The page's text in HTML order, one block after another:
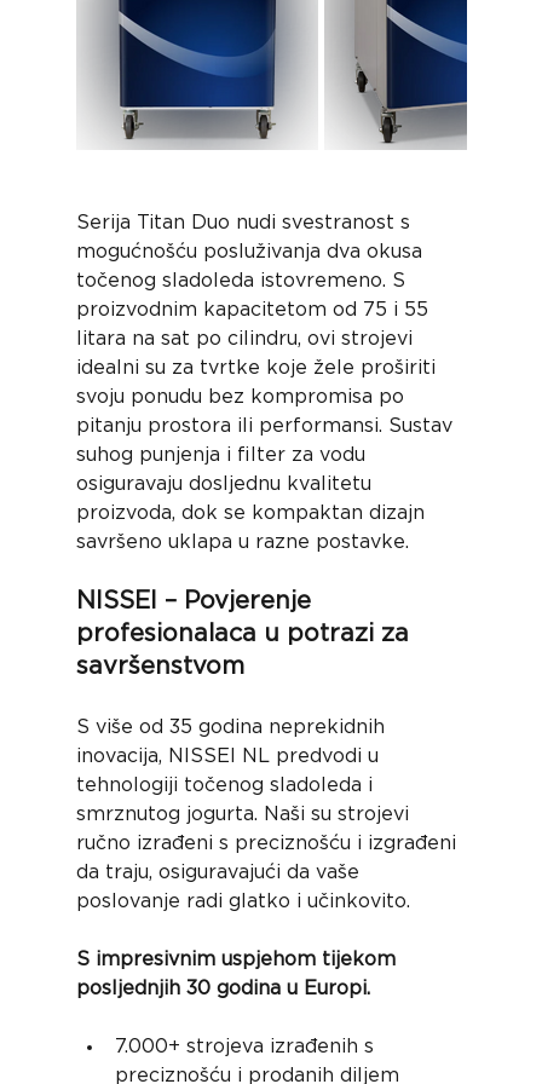
Serija Titan Duo nudi svestranost s
mogućnošću posluživanja dva okusa
točenog sladoleda istovremeno. S
proizvodnim kapacitetom od 75 i 55
litara na sat po cilindru, ovi strojevi
idealni su za tvrtke koje žele proširiti
svoju ponudu bez kompromisa po
pitanju prostora ili performansi. Sustav
suhog punjenja i filter za vodu
osiguravaju dosljednu kvalitetu
proizvoda, dok se kompaktan dizajn
savršeno uklapa u razne postavke.
NISSEI – Povjerenje
profesionalaca u potrazi za
savršenstvom
S više od 35 godina neprekidnih
inovacija, NISSEI NL predvodi u
tehnologiji točenog sladoleda i
smrznutog jogurta. Naši su strojevi
ručno izrađeni s preciznošću i izgrađeni
da traju, osiguravajući da vaše
poslovanje radi glatko i učinkovito.
S impresivnim uspjehom tijekom
posljednjih 30 godina u Europi.
7.000+ strojeva izrađenih s
preciznošću i prodanih diljem